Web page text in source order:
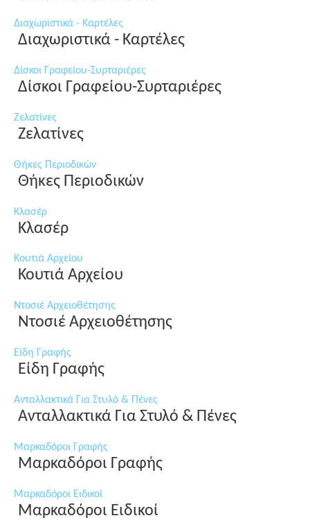
Διαχωριστικά - Καρτέλες
Διαχωριστικά - Καρτέλες
Δίσκοι Γραφείου-Συρταριέρες
Δίσκοι Γραφείου-Συρταριέρες
Ζελατίνες
Ζελατίνες
Θήκες Περιοδικών
Θήκες Περιοδικών
Κλασέρ
Κλασέρ
Κουτιά Αρχείου
Κουτιά Αρχείου
Ντοσιέ Αρχειοθέτησης
Ντοσιέ Αρχειοθέτησης
Είδη Γραφής
Είδη Γραφής
Ανταλλακτικά Για Στυλό & Πένες
Ανταλλακτικά Για Στυλό & Πένες
Μαρκαδόροι Γραφής
Μαρκαδόροι Γραφής
Μαρκαδόροι Ειδικοί
Μαρκαδόροι Ειδικοί